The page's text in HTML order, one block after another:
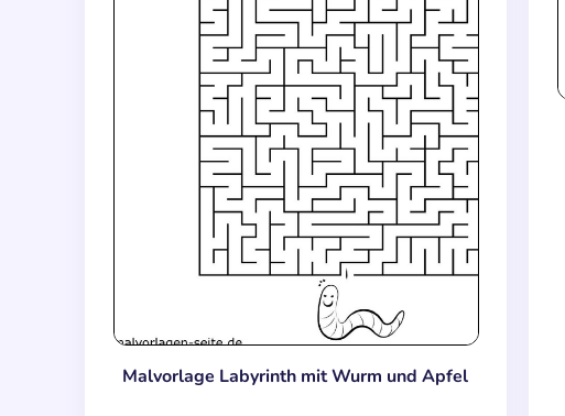
Malvorlage Labyrinth mit Wurm und Apfel